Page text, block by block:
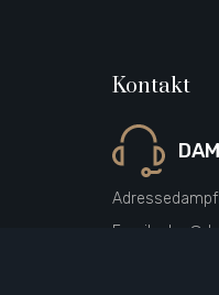
Kontakt
Adresse
Email